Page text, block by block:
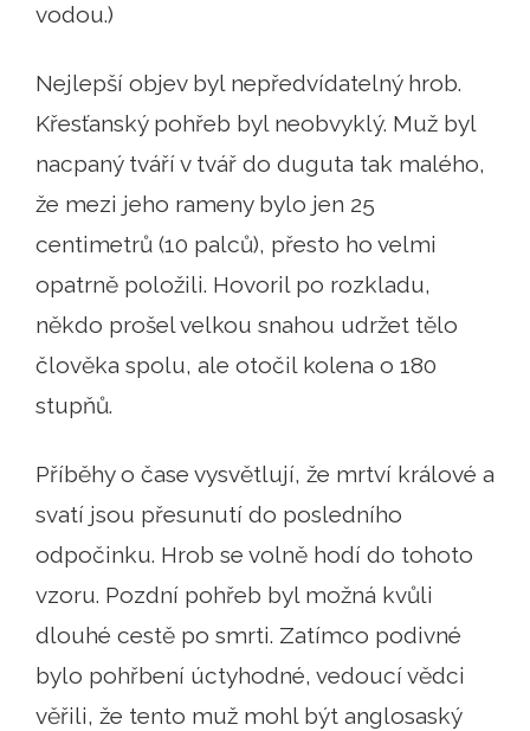
vodou.)
Nejlepší objev byl nepředvídatelný hrob.
Křesťanský pohřeb byl neobvyklý. Muž byl
nacpaný tváří v tvář do duguta tak malého,
že mezi jeho rameny bylo jen 25
centimetrů (10 palců), přesto ho velmi
opatrně položili. Hovoril po rozkladu,
někdo prošel velkou snahou udržet tělo
člověka spolu, ale otočil kolena o 180
stupňů.
Příběhy o čase vysvětlují, že mrtví králové a
svatí jsou přesunutí do posledního
odpočinku. Hrob se volně hodí do tohoto
vzoru. Pozdní pohřeb byl možná kvůli
dlouhé cestě po smrti. Zatímco podivné
bylo pohřbení úctyhodné, vedoucí vědci
věřili, že tento muž mohl být anglosaský